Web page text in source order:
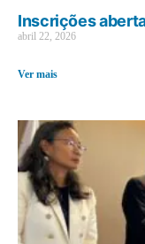
Inscrições
abril 22, 2026
Ver mais